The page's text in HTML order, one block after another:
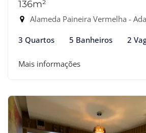
136m²
Alameda Paineira Vermelha -
3 Quartos 5 Banheiros 2
Mais informações